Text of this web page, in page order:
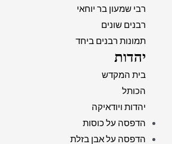
רבי שמעון בר יוחאי
רבנים שונים
תמונות רבנים ביחד
יהדות
בית המקדש
הכותל
יהדות ויודאיקה
הדפסה על כוסות
הדפסה על אבן בזלת